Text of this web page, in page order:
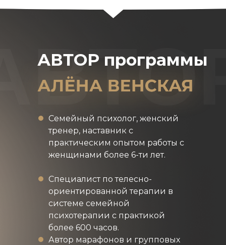
АВТОР программы
Семейный психолог, женский
тренер, наставник с
практическим опытом работы с
женщинами более 6-ти лет.
Специалист по телесно-
ориентированной терапии в
системе семейной
психотерапии с практикой
более 600 часов.
Автор марафонов и групповых